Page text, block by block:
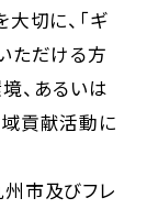
切に、「ギ
ただける方
、あるいは
貢献活動に
州市及びフレ